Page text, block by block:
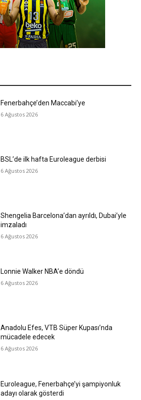
Fenerbahçe’den Maccabi’ye
6 Ağustos 2026
BSL’de ilk hafta Euroleague derbisi
6 Ağustos 2026
Shengelia Barcelona’dan ayrıldı, Dubai’yle
imzaladı
6 Ağustos 2026
Lonnie Walker NBA’e döndü
6 Ağustos 2026
Anadolu Efes, VTB Süper Kupası’nda
mücadele edecek
6 Ağustos 2026
Euroleague, Fenerbahçe’yi şampiyonluk
adayı olarak gösterdi